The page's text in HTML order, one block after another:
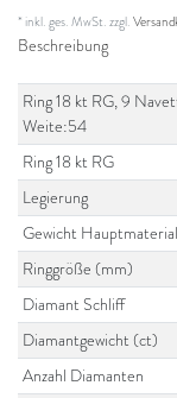
* inkl. ges. MwSt. zzgl.
Beschreibung
Ring 18 kt RG, 9
Weite:54
Ring 18 kt RG
Legierung
Gewicht
Ringgröße (mm)
Diamant Schliff
Diamantgewicht (ct)
Anzahl Diamanten